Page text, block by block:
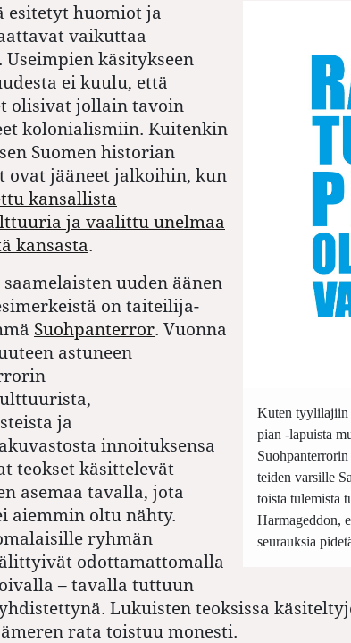
Kuten tyylilajiin
pian -lapuista
teiden varsille
toista tulemista
Harmageddon,
seurauksia
esitetyt huomiot ja
vaikuttaa
käsitykseen
ei kuulu, että
olisivat jollain tavoin
kolonialismiin. Kuitenkin
Suomen historian
ovat jääneet jalkoihin, kun
kansallista
ja vaalittu unelmaa
kansasta.
uuden äänen
on taiteilija-
Suohpanterror. Vuonna
astuneen
ja
innoituksensa
teokset käsittelevät
asemaa tavalla, jota
aiemmin oltu nähty.
ryhmän
odottamattomalla
– tavalla tuttuun
Lukuisten teoksissa
rata toistuu monesti.